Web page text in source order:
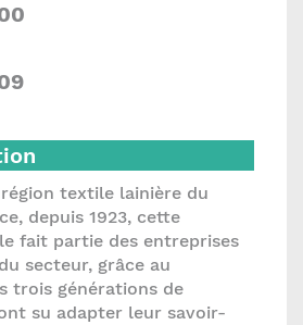
textile lainière du
depuis 1923, cette
fait partie des entreprises
secteur, grâce au
trois générations de
su adapter leur savoir-